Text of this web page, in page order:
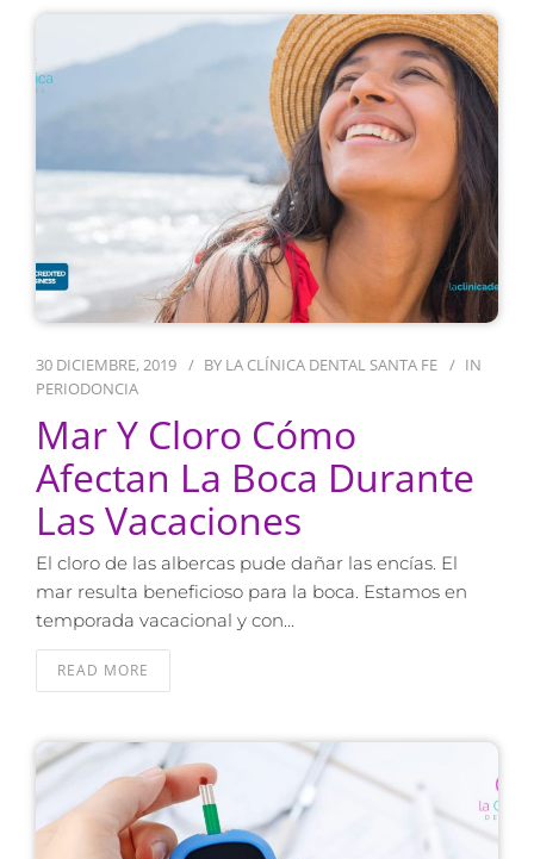
30 DICIEMBRE, 2019 BY LA CLÍNICA DENTAL SANTA FE
IN
PERIODONCIA
Mar Y Cloro Cómo
Afectan La Boca Durante
Las Vacaciones
El cloro de las albercas pude dañar las encías. El
mar resulta beneficioso para la boca. Estamos en
temporada vacacional y con…
READ MORE